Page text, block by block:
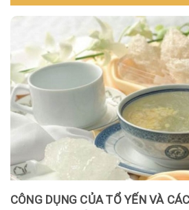
CÔNG DỤNG CỦA TỔ YẾN VÀ